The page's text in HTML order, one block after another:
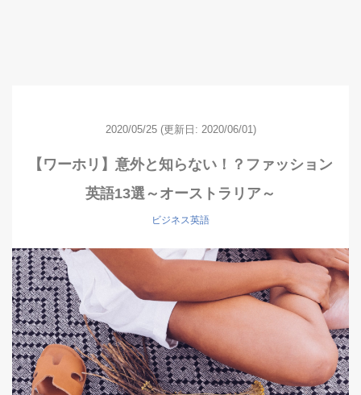
2020/05/25 (更新日: 2020/06/01)
【ワーホリ】意外と知らない！？ファッション
英語13選～オーストラリア～
ビジネス英語